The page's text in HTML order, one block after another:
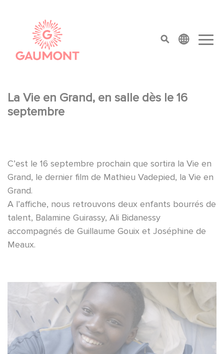
top menu
La Vie en Grand, en salle dès le 16
septembre
C’est le 16 septembre prochain que sortira la Vie en
Grand, le dernier film de Mathieu Vadepied, la Vie en
Grand.
A l’affiche, nous retrouvons deux enfants bourrés de
talent, Balamine Guirassy, Ali Bidanessy
accompagnés de Guillaume Gouix et Joséphine de
Meaux.